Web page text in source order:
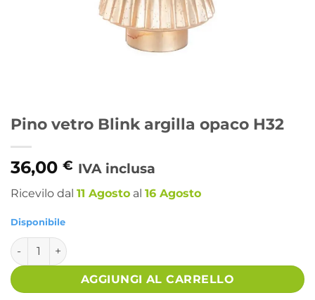
Pino vetro Blink argilla opaco H32
36,00 € IVA inclusa
Ricevilo dal 11 Agosto al 16 Agosto
Disponibile
Pino vetro Blink argilla opaco H32 quantità
AGGIUNGI AL CARRELLO
Alternative: